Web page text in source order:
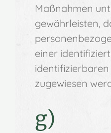
Maßnahmen
gewährleisten,
einer
zugewiesen
g)